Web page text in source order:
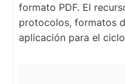
formato PDF. El
protocolos, formatos
aplicación para el